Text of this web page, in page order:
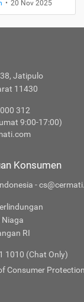
• 20 Nov 2025
Jatipulo
11430
312
9:00-17:00)
Konsumen
-
Niaga
RI
1010 (Chat Only)
Consumer